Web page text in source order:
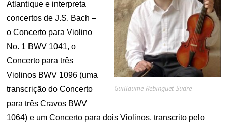
Guillaume Rebinguet Sudre
Atlantique e interpreta
concertos de J.S. Bach –
o Concerto para Violino
No. 1 BWV 1041, o
Concerto para três
Violinos BWV 1096 (uma
transcrição do Concerto
para três Cravos BWV
1064) e um Concerto para dois Violinos, transcrito pelo